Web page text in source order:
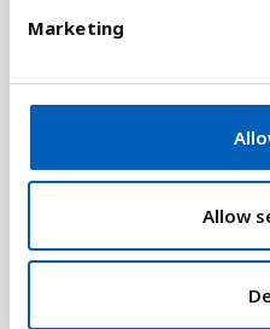
Marketing
Allow
person. Världens totala
genomsnittförbrukningen
resurseffektivitet.
Indikatorn tar sin
resurser att använda. År
hektar per person. För att
man lagt samman all